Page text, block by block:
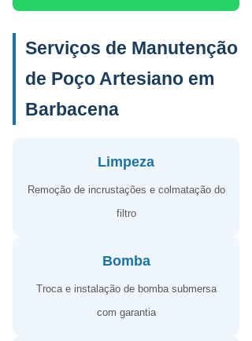
Serviços de Manutenção
de Poço Artesiano em
Barbacena
Limpeza
Remoção de incrustações e colmatação do
filtro
Bomba
Troca e instalação de bomba submersa
com garantia